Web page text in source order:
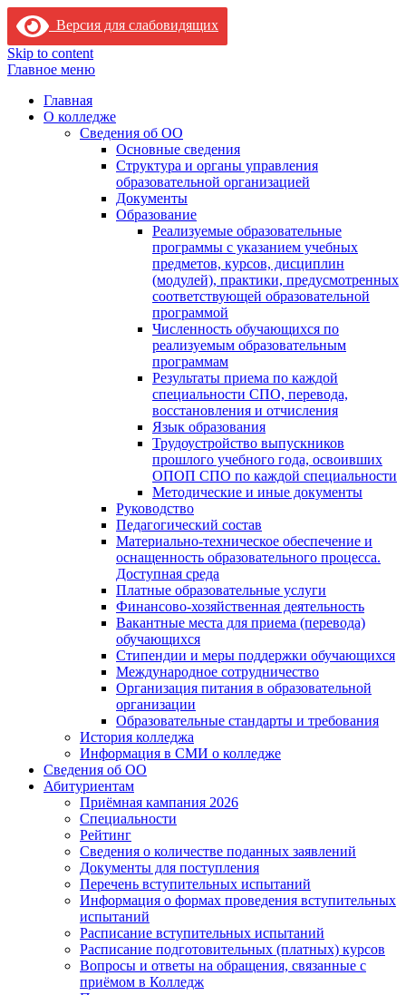
Версия для слабовидящих
Skip to content
Главное меню
Главная
О колледже
Сведения об ОО
Основные сведения
Структура и органы управления
образовательной организацией
Документы
Образование
Реализуемые образовательные
программы с указанием учебных
предметов, курсов, дисциплин
(модулей), практики, предусмотренных
соответствующей образовательной
программой
Численность обучающихся по
реализуемым образовательным
программам
Результаты приема по каждой
специальности СПО, перевода,
восстановления и отчисления
Язык образования
Трудоустройство выпускников
прошлого учебного года, освоивших
ОПОП СПО по каждой специальности
Методические и иные документы
Руководство
Педагогический состав
Материально-техническое обеспечение и
оснащенность образовательного процесса.
Доступная среда
Платные образовательные услуги
Финансово-хозяйственная деятельность
Вакантные места для приема (перевода)
обучающихся
Стипендии и меры поддержки обучающихся
Международное сотрудничество
Организация питания в образовательной
организации
Образовательные стандарты и требования
История колледжа
Информация в СМИ о колледже
Сведения об ОО
Абитуриентам
Приёмная кампания 2026
Специальности
Рейтинг
Сведения о количестве поданных заявлений
Документы для поступления
Перечень вступительных испытаний
Информация о формах проведения вступительных
испытаний
Расписание вступительных испытаний
Расписание подготовительных (платных) курсов
Вопросы и ответы на обращения, связанные с
приёмом в Колледж